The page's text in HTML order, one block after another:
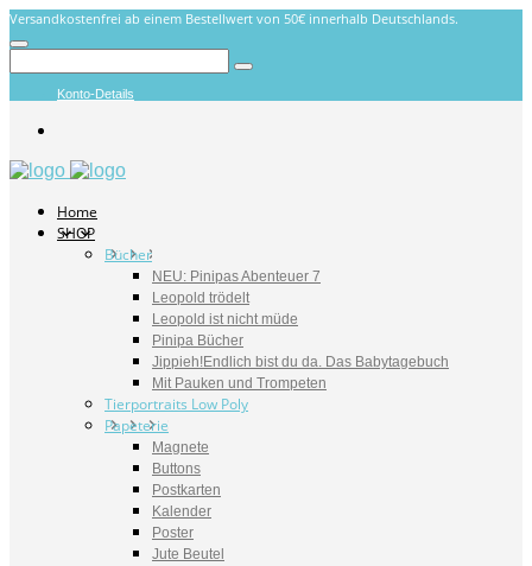
Versandkostenfrei ab einem Bestellwert von 50€ innerhalb Deutschlands.
Konto-Details
Home
SHOP
Bücher
NEU: Pinipas Abenteuer 7
Leopold trödelt
Leopold ist nicht müde
Pinipa Bücher
Jippieh!Endlich bist du da. Das Babytagebuch
Mit Pauken und Trompeten
Tierportraits Low Poly
Papeterie
Magnete
Buttons
Postkarten
Kalender
Poster
Jute Beutel